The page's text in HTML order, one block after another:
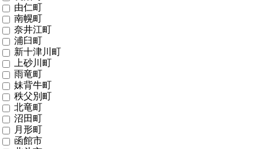
由仁町
南幌町
奈井江町
浦臼町
新十津川町
上砂川町
雨竜町
妹背牛町
秩父別町
北竜町
沼田町
月形町
函館市